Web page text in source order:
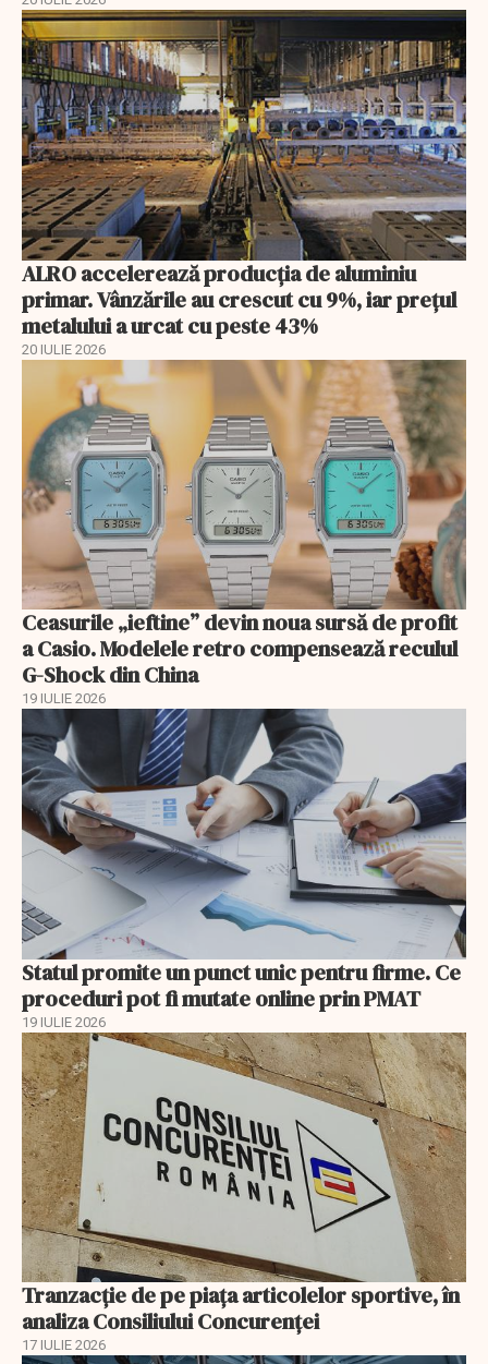
ALRO accelerează producția de aluminiu
primar. Vânzările au crescut cu 9%, iar prețul
metalului a urcat cu peste 43%
20 IULIE 2026
Ceasurile „ieftine” devin noua sursă de profit
a Casio. Modelele retro compensează reculul
G-Shock din China
19 IULIE 2026
Statul promite un punct unic pentru firme. Ce
proceduri pot fi mutate online prin PMAT
19 IULIE 2026
Tranzacție de pe piața articolelor sportive, în
analiza Consiliului Concurenţei
17 IULIE 2026